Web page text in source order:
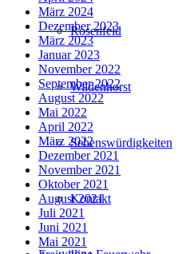
Rosenfeld
Wildenhorst
Sehenswürdigkeiten
Kontakt
März 2024
Dezember 2023
März 2023
Januar 2023
November 2022
September 2022
August 2022
Mai 2022
April 2022
März 2022
Dezember 2021
November 2021
Oktober 2021
August 2021
Juli 2021
Juni 2021
Mai 2021